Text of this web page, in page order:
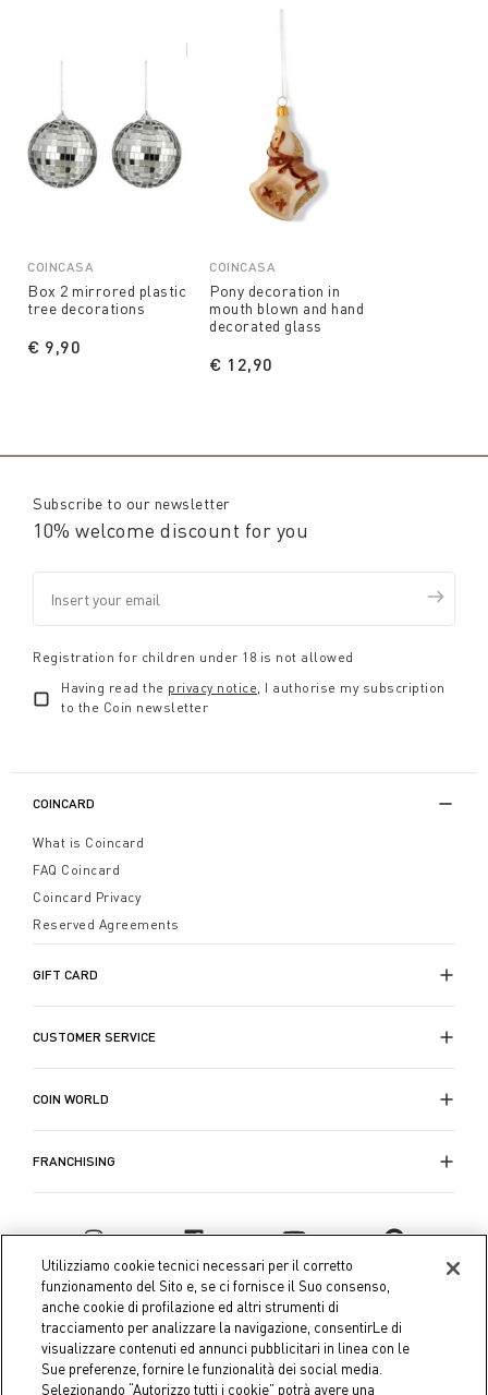
COINCASA
Box 2 mirrored plastic
tree decorations
€ 9,90
COINCASA
Pony decoration in
mouth blown and hand
decorated glass
€ 12,90
Subscribe to our newsletter
10% welcome discount for you
Registration for children under 18 is not allowed
Having read the privacy notice , I authorise my subscription
to the Coin newsletter
COINCARD
What is Coincard
FAQ Coincard
Coincard Privacy
Reserved Agreements
GIFT CARD
CUSTOMER SERVICE
COIN WORLD
FRANCHISING
Utilizziamo cookie tecnici necessari per il corretto
funzionamento del Sito e, se ci fornisce il Suo consenso,
anche cookie di profilazione ed altri strumenti di
tracciamento per analizzare la navigazione, consentirLe di
visualizzare contenuti ed annunci pubblicitari in linea con le
Sue preferenze, fornire le funzionalità dei social media.
Selezionando “Autorizzo tutti i cookie” potrà avere una